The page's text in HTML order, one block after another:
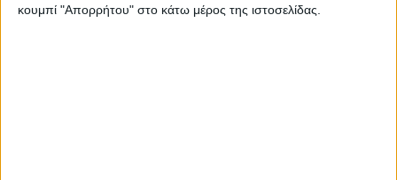
κουμπί "Απορρήτου" στο κάτω μέρος της ιστοσελίδας.